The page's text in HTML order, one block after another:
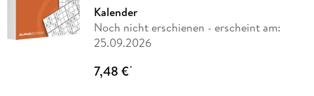
Kalender
Noch nicht erschienen - erscheint am:
25.09.2026
7,48 €*